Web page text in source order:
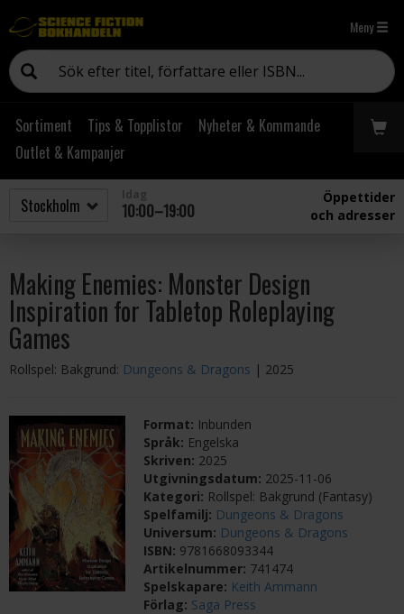
Meny
Sortiment Tips & Topplistor
Nyheter & Kommande
Outlet & Kampanjer
10:00–19:00
Öppettider
och adresser
Making Enemies: Monster Design
Inspiration for Tabletop Roleplaying
Games
Rollspel: Bakgrund: Dungeons & Dragons | 2025
Format: Inbunden
Språk: Engelska
Skriven: 2025
Utgivningsdatum: 2025-11-06
Kategori: Rollspel: Bakgrund (Fantasy)
Spelfamilj: Dungeons & Dragons
Universum: Dungeons & Dragons
ISBN: 9781668093344
Artikelnummer: 741474
Spelskapare: Keith Ammann
Förlag: Saga Press